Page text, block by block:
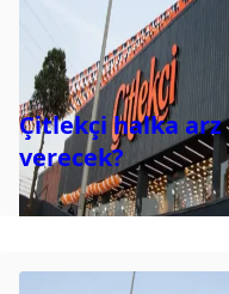
Çitlekçi halka
verecek?